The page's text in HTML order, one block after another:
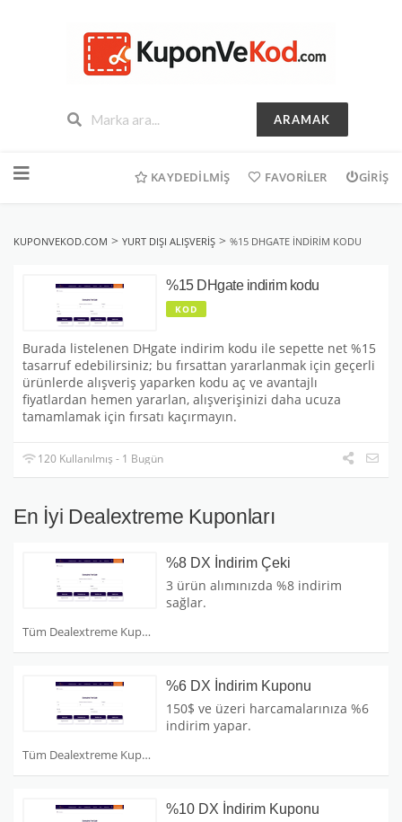
ARAMAK
geç
KAYDEDILMIŞ FAVORILER GIRIŞ
KUPONVEKOD.COM > YURT DIŞI ALIŞVERIŞ > %15 DHGATE INDIRIM KODU
%15 DHgate indirim kodu
KOD
Burada listelenen DHgate indirim kodu ile sepette net %15
tasarruf edebilirsiniz; bu fırsattan yararlanmak için geçerli
ürünlerde alışveriş yaparken kodu aç ve avantajlı
fiyatlardan hemen yararlan, alışverişinizi daha ucuza
tamamlamak için fırsatı kaçırmayın.
120 Kullanılmış - 1 Bugün
En İyi Dealextreme Kuponları
Tüm Dealextreme Kuponları
%8 DX İndirim Çeki
3 ürün alımınızda %8 indirim
sağlar.
Tüm Dealextreme Kuponları
%6 DX İndirim Kuponu
150$ ve üzeri harcamalarınıza %6
indirim yapar.
%10 DX İndirim Kuponu